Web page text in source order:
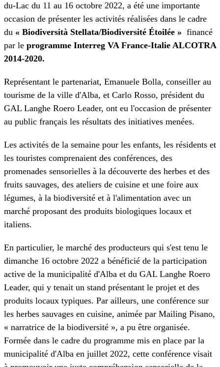
du-Lac du 11 au 16 octobre 2022, a été une importante
occasion de présenter les activités réalisées dans le cadre
du « Biodiversità Stellata/Biodiversité Étoilée » financé
par le programme Interreg VA France-Italie ALCOTRA
2014-2020.
Représentant le partenariat, Emanuele Bolla, conseiller au
tourisme de la ville d'Alba, et Carlo Rosso, président du
GAL Langhe Roero Leader, ont eu l'occasion de présenter
au public français les résultats des initiatives menées.
Les activités de la semaine pour les enfants, les résidents et
les touristes comprenaient des conférences, des
promenades sensorielles à la découverte des herbes et des
fruits sauvages, des ateliers de cuisine et une foire aux
légumes, à la biodiversité et à l'alimentation avec un
marché proposant des produits biologiques locaux et
italiens.
En particulier, le marché des producteurs qui s'est tenu le
dimanche 16 octobre 2022 a bénéficié de la participation
active de la municipalité d'Alba et du GAL Langhe Roero
Leader, qui y tenait un stand présentant le projet et des
produits locaux typiques. Par ailleurs, une conférence sur
les herbes sauvages en cuisine, animée par Mailing Pisano,
« narratrice de la biodiversité », a pu être organisée.
Formée dans le cadre du programme mis en place par la
municipalité d'Alba en juillet 2022, cette conférence visait